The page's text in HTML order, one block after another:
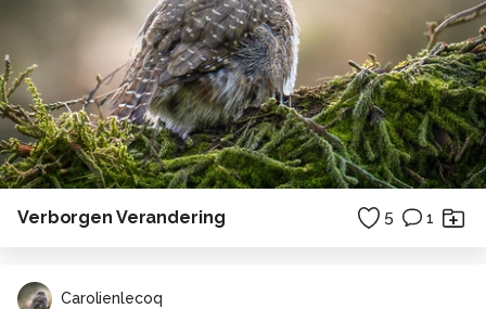
Verborgen Verandering 5 1
Carolienlecoq